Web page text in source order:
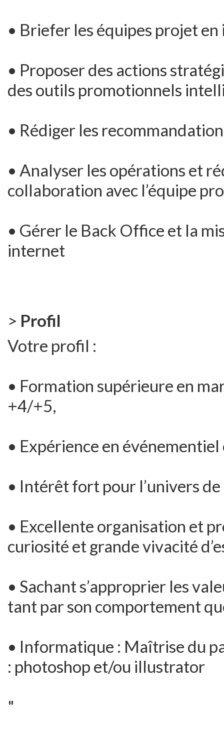
• Briefer les équipes projet
• Proposer des actions
des outils promotionnels
• Rédiger les
• Analyser les opérations et
collaboration avec l’équipe
• Gérer le Back Office et la
internet
> Profil
Votre profil :
• Formation supérieure en
+4/+5,
• Expérience en
• Intérêt fort pour l’univers
• Excellente organisation et
curiosité et grande vivacité
• Sachant s’approprier les
tant par son comportement
• Informatique : Maîtrise du
: photoshop et/ou illustrator
"